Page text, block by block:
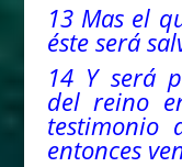
13 Mas el
éste será
14 Y será
delreino
testimonio
entonces